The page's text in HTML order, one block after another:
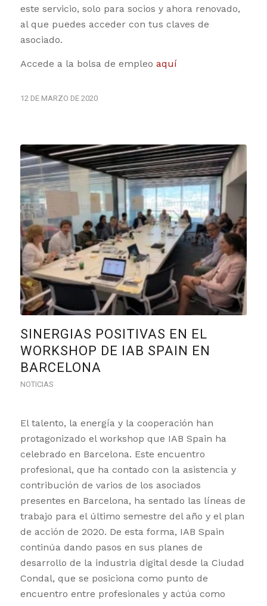
este servicio, solo para socios y ahora renovado,
al que puedes acceder con tus claves de
asociado.
Accede a la bolsa de empleo aquí
12 DE MARZO DE 2020
SINERGIAS POSITIVAS EN EL
WORKSHOP DE IAB SPAIN EN
BARCELONA
NOTICIAS
El talento, la energía y la cooperación han
protagonizado el workshop que IAB Spain ha
celebrado en Barcelona. Este encuentro
profesional, que ha contado con la asistencia y
contribución de varios de los asociados
presentes en Barcelona, ha sentado las líneas de
trabajo para el último semestre del año y el plan
de acción de 2020. De esta forma, IAB Spain
continúa dando pasos en sus planes de
desarrollo de la industria digital desde la Ciudad
Condal, que se posiciona como punto de
encuentro entre profesionales y actúa como